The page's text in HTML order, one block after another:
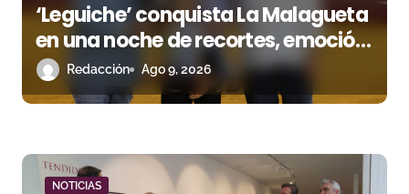
‘Leguiche’ conquista La Malagueta
en una noche de recortes, emoción
y gran ambiente
Redacción Ago 9, 2026
NOTICIAS